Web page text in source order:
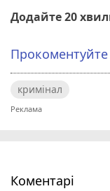
Додайте 20
Прокоментуйте
кримінал
Коментарі